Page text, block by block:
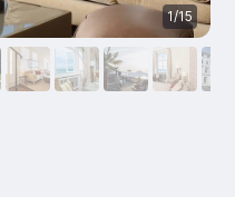
1/15